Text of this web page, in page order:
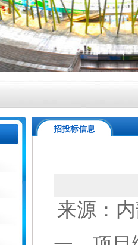
招投标信息
来源：